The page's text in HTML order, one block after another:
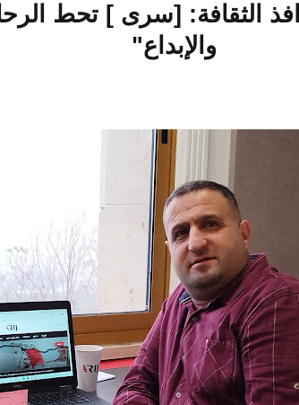
الثقافة: [سرى ] تحط
والإبداع"